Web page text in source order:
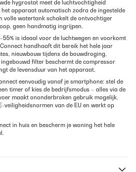
hygrostat meet de luchtvochtigheid
apparaat automatisch zodra de ingestelde
volle watertank schakelt de ontvochtiger
geen handmatig ingrijpen.
is ideaal voor de luchtwegen en voorkomt
handhaaft dit bereik het hele jaar
nieuwbouw tijdens de bouwdroging,
filter beschermt de compressor
de levensduur van het apparaat.
eenvoudig vanaf je smartphone: stel de
timer of kies de bedrijfsmodus – alles via de
maakt ononderbroken gebruik mogelijk.
veiligheidsnormen van de EU en werkt op
in huis en bescherm je woning het hele